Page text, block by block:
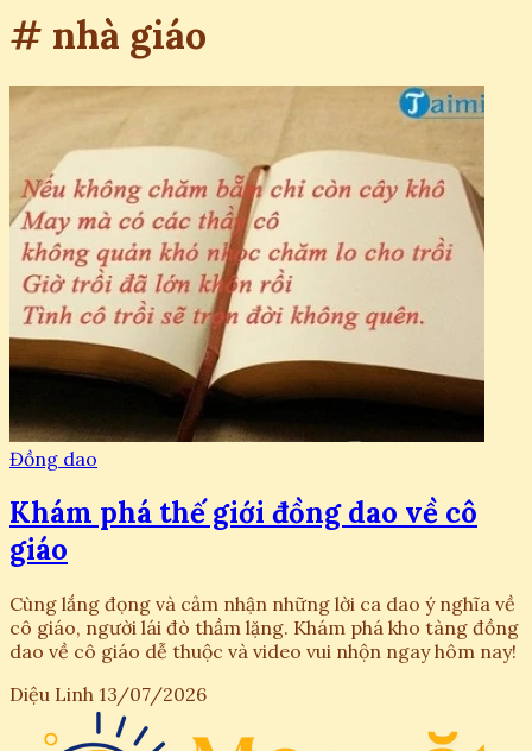
# nhà giáo
Đồng dao
Khám phá thế giới đồng dao về cô
giáo
Cùng lắng đọng và cảm nhận những lời ca dao ý nghĩa về
cô giáo, người lái đò thầm lặng. Khám phá kho tàng đồng
dao về cô giáo dễ thuộc và video vui nhộn ngay hôm nay!
Diệu Linh 13/07/2026